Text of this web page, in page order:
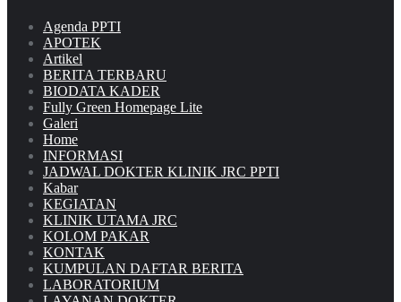
Agenda PPTI
APOTEK
Artikel
BERITA TERBARU
BIODATA KADER
Fully Green Homepage Lite
Galeri
Home
INFORMASI
JADWAL DOKTER KLINIK JRC PPTI
Kabar
KEGIATAN
KLINIK UTAMA JRC
KOLOM PAKAR
KONTAK
KUMPULAN DAFTAR BERITA
LABORATORIUM